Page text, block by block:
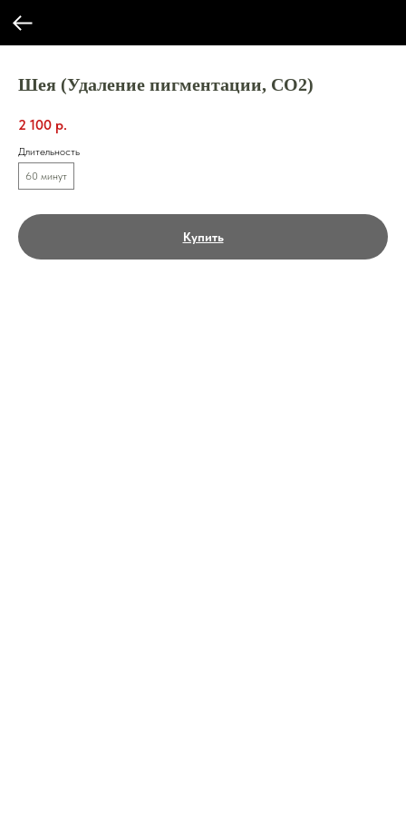
Шея (Удаление пигментации, СО2)
2 100 р.
Длительность
60 минут
Купить